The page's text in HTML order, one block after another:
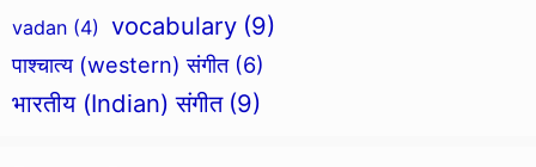
vadan (4) vocabulary (9)
पाश्चात्य (western) संगीत (6)
भारतीय (Indian) संगीत (9)